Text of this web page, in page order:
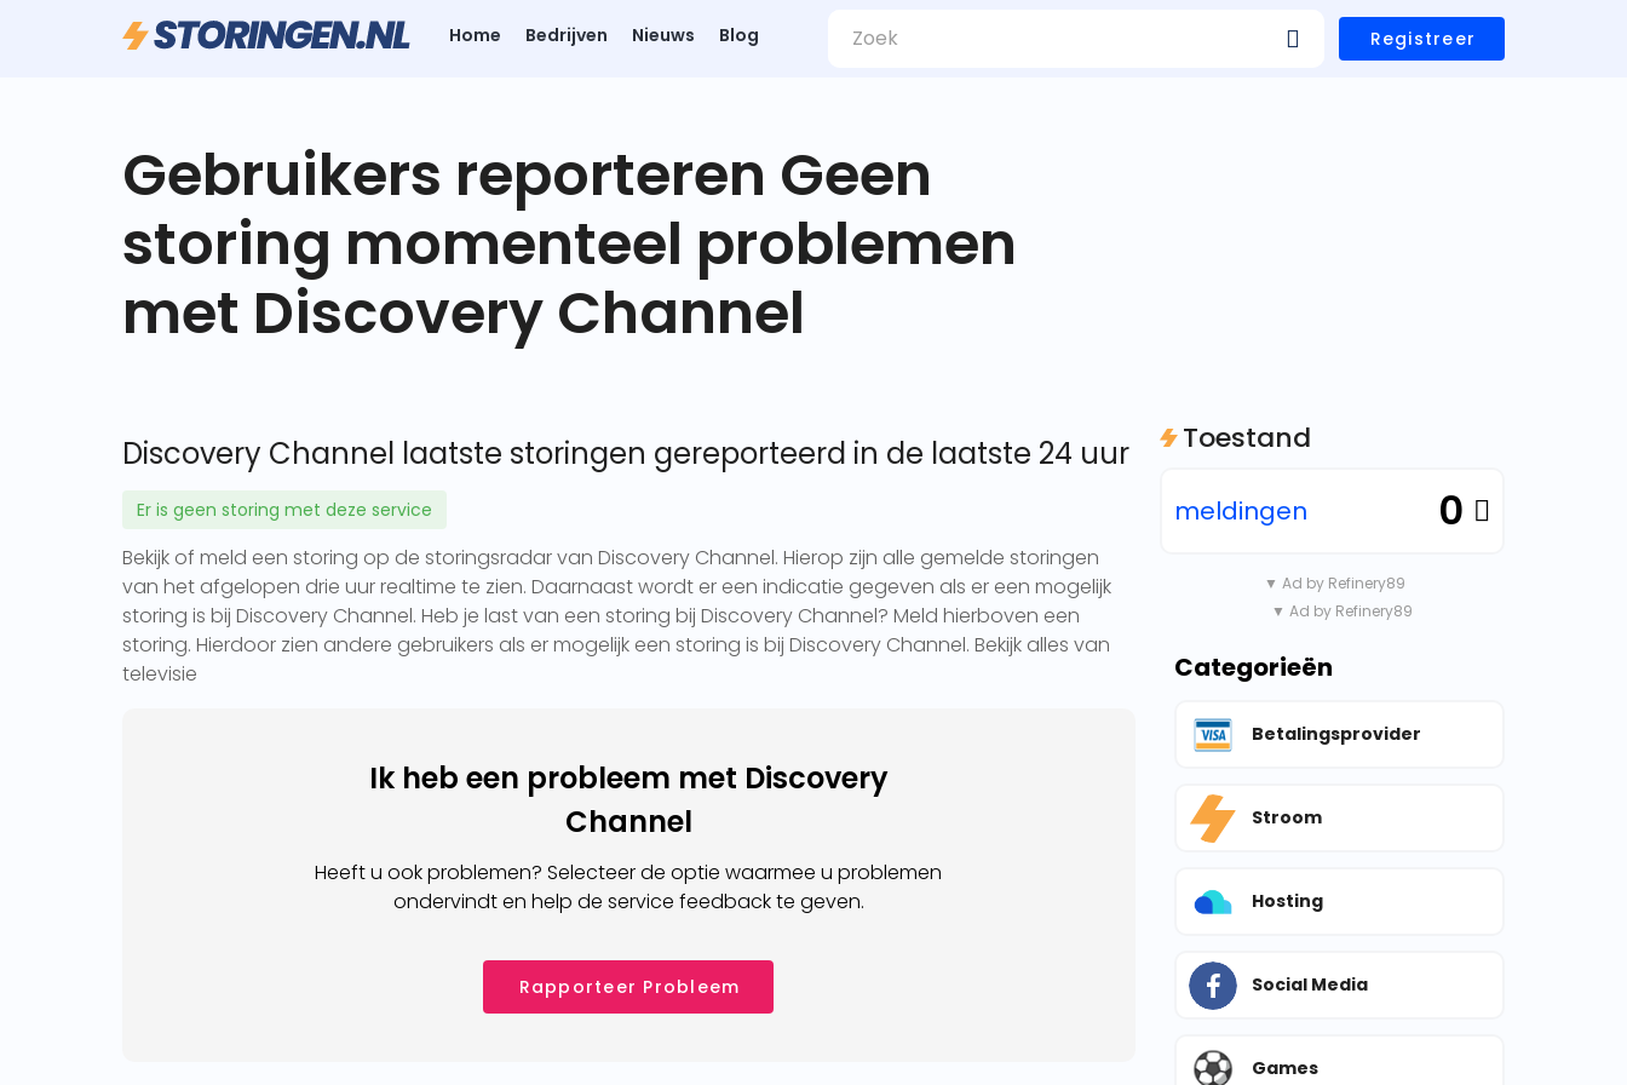
Home Bedrijven Nieuws Blog Registreer
Gebruikers reporteren Geen
storing momenteel problemen
met Discovery Channel
Discovery Channel laatste storingen gereporteerd in de laatste 24 uur
Er is geen storing met deze service
Bekijk of meld een storing op de storingsradar van Discovery Channel. Hierop zijn alle gemelde storingen
van het afgelopen drie uur realtime te zien. Daarnaast wordt er een indicatie gegeven als er een mogelijk
storing is bij Discovery Channel. Heb je last van een storing bij Discovery Channel? Meld hierboven een
storing. Hierdoor zien andere gebruikers als er mogelijk een storing is bij Discovery Channel. Bekijk alles van
televisie
Ik heb een probleem met Discovery
Channel
Heeft u ook problemen? Selecteer de optie waarmee u problemen
ondervindt en help de service feedback te geven.
Rapporteer Probleem
Toestand
meldingen 0
▼ Ad by Refinery89
▼ Ad by Refinery89
Categorieën
Betalingsprovider
Stroom
Hosting
Social Media
Games